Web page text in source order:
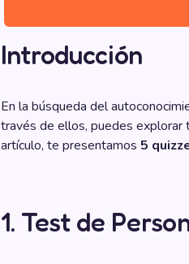
Introducción
En la búsqueda del
través de ellos, puedes explorar
artículo, te presentamos 5
1. Test de